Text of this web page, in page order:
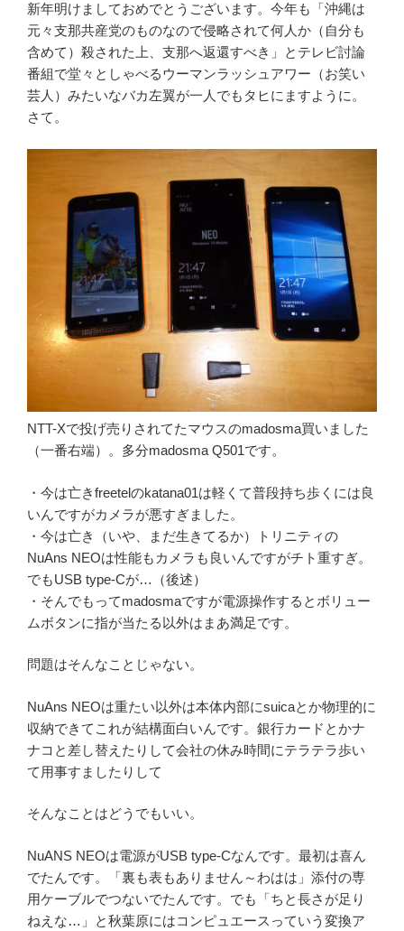
新年明けましておめでとうございます。今年も「沖縄は
元々支那共産党のものなので侵略されて何人か（自分も
含めて）殺された上、支那へ返還すべき」とテレビ討論
番組で堂々としゃべるウーマンラッシュアワー（お笑い
芸人）みたいなバカ左翼が一人でもタヒにますように。
さて。
NTT-Xで投げ売りされてたマウスのmadosma買いました
（一番右端）。多分madosma Q501です。
・今は亡きfreetelのkatana01は軽くて普段持ち歩くには良
いんですがカメラが悪すぎました。
・今は亡き（いや、まだ生きてるか）トリニティの
NuAns NEOは性能もカメラも良いんですがチト重すぎ。
でもUSB type-Cが…（後述）
・そんでもってmadosmaですが電源操作するとボリュー
ムボタンに指が当たる以外はまあ満足です。
問題はそんなことじゃない。
NuAns NEOは重たい以外は本体内部にsuicaとか物理的に
収納できてこれが結構面白いんです。銀行カードとかナ
ナコと差し替えたりして会社の休み時間にテラテラ歩い
て用事すましたりして
そんなことはどうでもいい。
NuANS NEOは電源がUSB type-Cなんです。最初は喜ん
でたんです。「裏も表もありません～わはは」添付の専
用ケーブルでつないでたんです。でも「ちと長さが足り
ねえな…」と秋葉原にはコンピュエースっていう変換ア